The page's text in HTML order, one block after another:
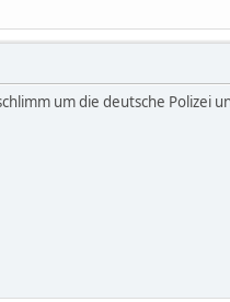
um die deutsche Polizei